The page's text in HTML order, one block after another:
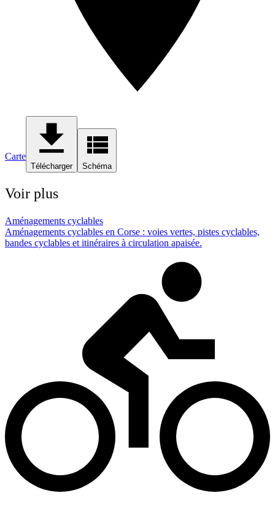
Carte
Télécharger Schéma
Voir plus
Aménagements cyclables
Aménagements cyclables en Corse : voies vertes, pistes cyclables,
bandes cyclables et itinéraires à circulation apaisée.